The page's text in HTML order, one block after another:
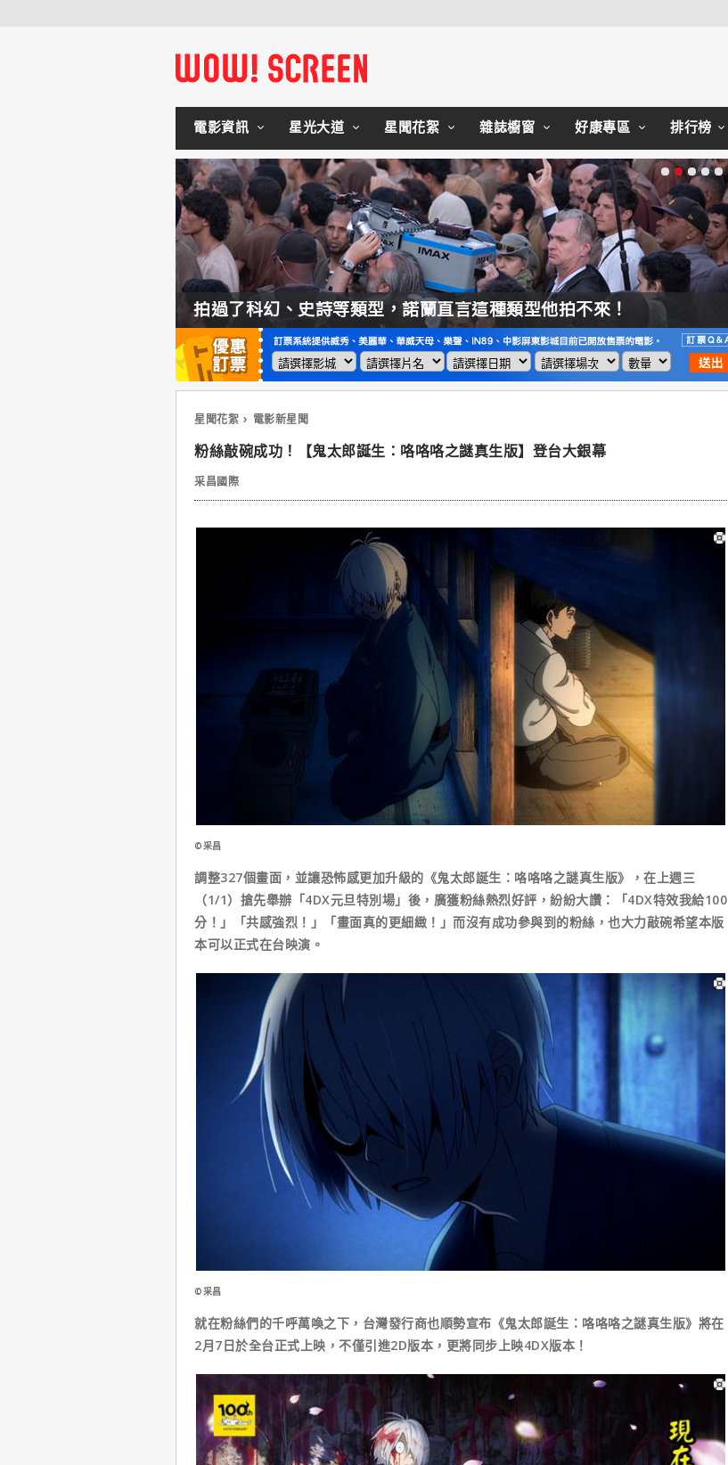
電影資訊 星光大道 星聞花絮 雜誌櫥窗 好康專區 排行榜
拍過了科幻、史詩等類型，諾蘭直言這種類型他拍不來！
星聞花絮 電影新星聞
粉絲敲碗成功！【鬼太郎誕生：咯咯咯之謎真生版】登台大銀幕
采昌國際
©采昌
調整327個畫面，並讓恐怖感更加升級的《鬼太郎誕生：咯咯咯之謎真生版》，在上週三
（1/1）搶先舉辦「4DX元旦特別場」後，廣獲粉絲熱烈好評，紛紛大讚：「4DX特效我給100
分！」「共感強烈！」「畫面真的更細緻！」而沒有成功參與到的粉絲，也大力敲碗希望本版
本可以正式在台映演。
©采昌
就在粉絲們的千呼萬喚之下，台灣發行商也順勢宣布《鬼太郎誕生：咯咯咯之謎真生版》將在
2月7日於全台正式上映，不僅引進2D版本，更將同步上映4DX版本！